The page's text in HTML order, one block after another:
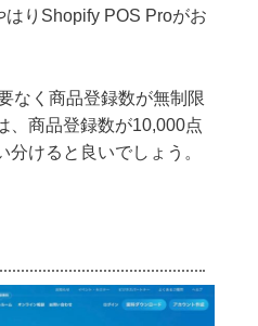
りShopify POS Proがお
なく商品登録数が無制限
、商品登録数が10,000点
けると良いでしょう。